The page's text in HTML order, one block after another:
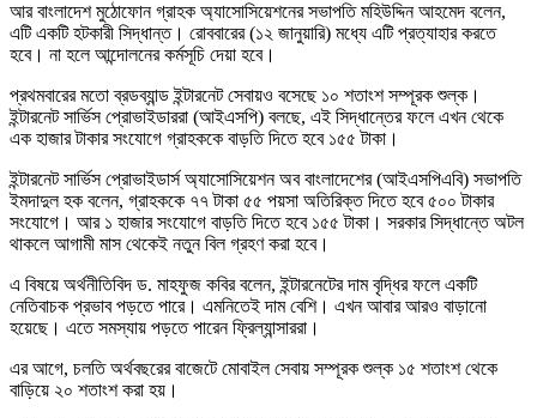
আর বাংলাদেশ মুঠোফোন গ্রাহক অ্যাসোসিয়েশনের সভাপতি মহিউদ্দিন আহমেদ বলেন,
এটি একটি হটকারী সিদ্ধান্ত। রোববারের (১২ জানুয়ারি) মধ্যে এটি প্রত্যাহার করতে
হবে। না হলে আন্দোলনের কর্মসূচি দেয়া হবে।
প্রথমবারের মতো ব্রডব্যান্ড ইন্টারনেট সেবায়ও বসেছে ১০ শতাংশ সম্পূরক শুল্ক।
ইন্টারনেট সার্ভিস প্রোভাইডাররা (আইএসপি) বলছে, এই সিদ্ধান্তের ফলে এখন থেকে
এক হাজার টাকার সংযোগে গ্রাহককে বাড়তি দিতে হবে ১৫৫ টাকা।
ইন্টারনেট সার্ভিস প্রোভাইডার্স অ্যাসোসিয়েশন অব বাংলাদেশের (আইএসপিএবি) সভাপতি
ইমদাদুল হক বলেন, গ্রাহককে ৭৭ টাকা ৫৫ পয়সা অতিরিক্ত দিতে হবে ৫০০ টাকার
সংযোগে। আর ১ হাজার সংযোগে বাড়তি দিতে হবে ১৫৫ টাকা। সরকার সিদ্ধান্তে অটল
থাকলে আগামী মাস থেকেই নতুন বিল গ্রহণ করা হবে।
এ বিষয়ে অর্থনীতিবিদ ড. মাহফুজ কবির বলেন, ইন্টারনেটের দাম বৃদ্ধির ফলে একটি
নেতিবাচক প্রভাব পড়তে পারে। এমনিতেই দাম বেশি। এখন আবার আরও বাড়ানো
হয়েছে। এতে সমস্যায় পড়তে পারেন ফ্রিল্যান্সাররা।
এর আগে, চলতি অর্থবছরের বাজেটে মোবাইল সেবায় সম্পূরক শুল্ক ১৫ শতাংশ থেকে
বাড়িয়ে ২০ শতাংশ করা হয়।